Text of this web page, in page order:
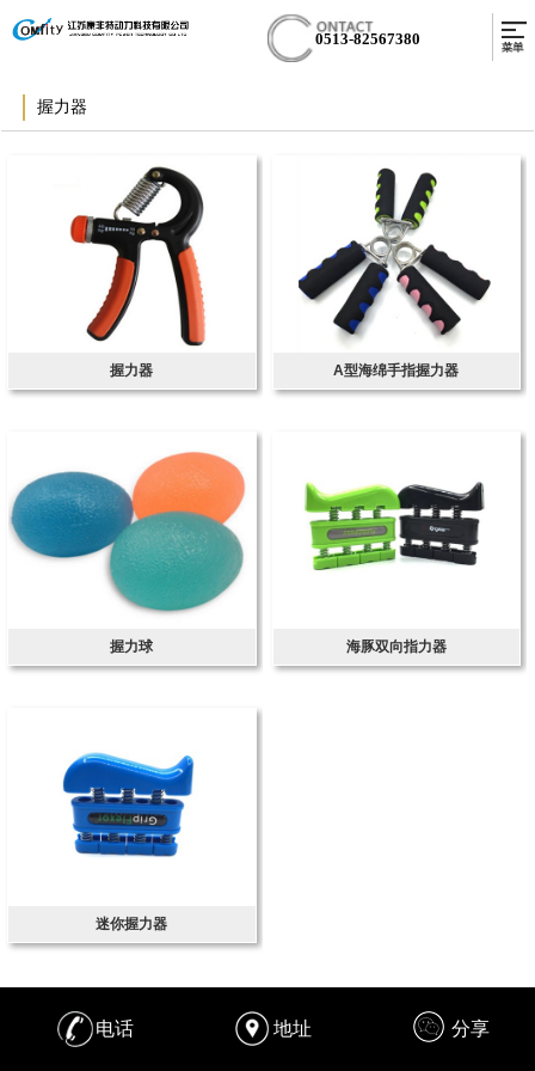
0513-82567380
握力器
握力器 A型海绵手指握力器
握力球 海豚双向指力器
迷你握力器
电话 地址 分享